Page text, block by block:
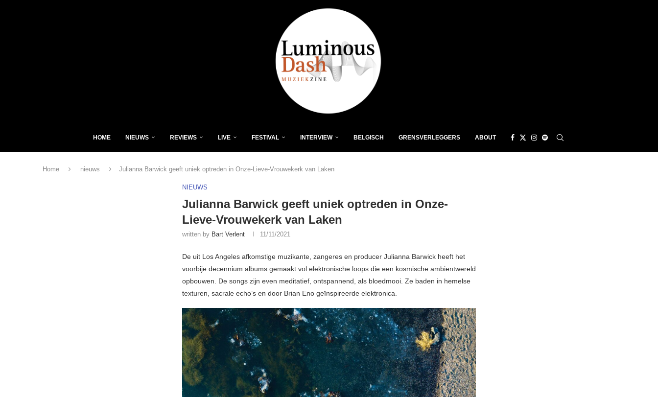
HOME NIEUWS REVIEWS LIVE FESTIVAL INTERVIEW BELGISCH GRENSVERLEGGERS ABOUT
Home nieuws Julianna Barwick geeft uniek optreden in Onze-Lieve-Vrouwekerk van Laken
NIEUWS
Julianna Barwick geeft uniek optreden in Onze-
Lieve-Vrouwekerk van Laken
written by Bart Verlent 11/11/2021
De uit Los Angeles afkomstige muzikante, zangeres en producer Julianna Barwick heeft het
voorbije decennium albums gemaakt vol elektronische loops die een kosmische ambientwereld
opbouwen. De songs zijn even meditatief, ontspannend, als bloedmooi. Ze baden in hemelse
texturen, sacrale echo’s en door Brian Eno geïnspireerde elektronica.